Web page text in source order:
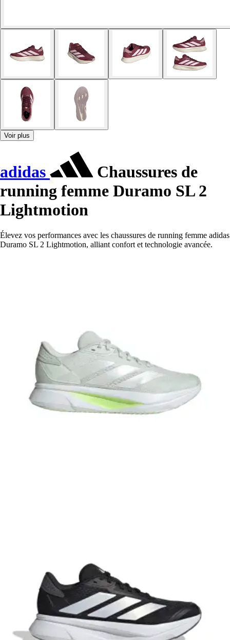
Voir plus
adidas
Chaussures de
running femme Duramo SL 2
Lightmotion
Élevez vos performances avec les chaussures de running femme adidas
Duramo SL 2 Lightmotion, alliant confort et technologie avancée.